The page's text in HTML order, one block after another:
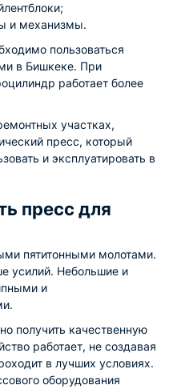
и механизмы.
пользоваться
в Бишкеке. При
работает более
участках,
пресс, который
и эксплуатировать в
пресс для
пятитонными молотами.
усилий. Небольшие и
и
получить качественную
работает, не создавая
в лучших условиях.
оборудования